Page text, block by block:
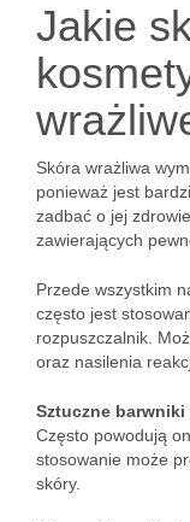
Jakie
Skóra wrażliwa
ponieważ jest
zadbać o jej
zawierających
Przede wszystkim
często jest
rozpuszczalnik.
oraz nasilenia
Sztuczne barwniki
Często powodują
stosowanie może
skóry.